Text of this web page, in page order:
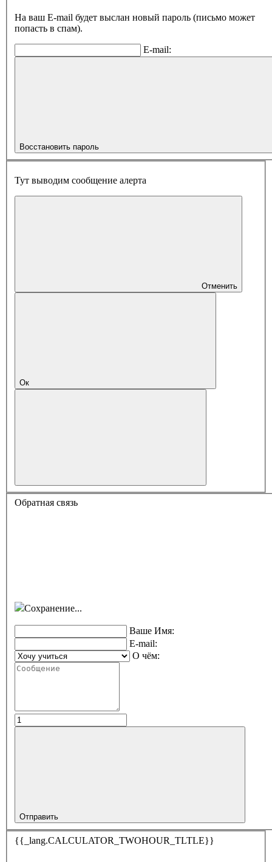
На ваш E-mail будет выслан новый пароль (письмо может
попасть в спам).
E-mail:
Восстановить пароль
Тут выводим сообщение алерта
Отменить
Ок
Обратная связь
Сохранение...
Ваше Имя:
E-mail:
О чём:
Отправить
{{_lang.CALCULATOR_TWOHOUR_TLTLE}}